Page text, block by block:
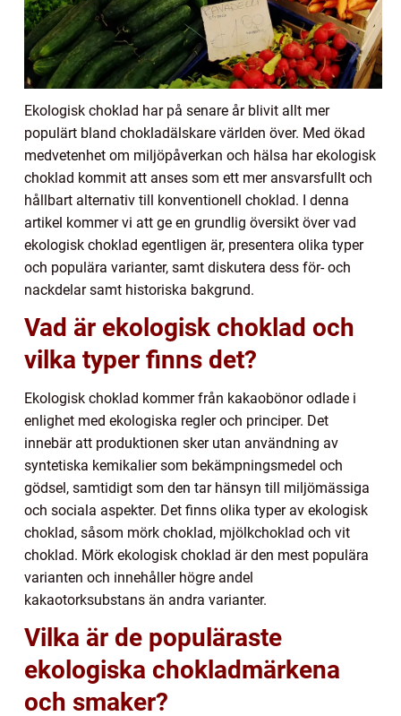
Ekologisk choklad har på senare år blivit allt mer
populärt bland chokladälskare världen över. Med ökad
medvetenhet om miljöpåverkan och hälsa har ekologisk
choklad kommit att anses som ett mer ansvarsfullt och
hållbart alternativ till konventionell choklad. I denna
artikel kommer vi att ge en grundlig översikt över vad
ekologisk choklad egentligen är, presentera olika typer
och populära varianter, samt diskutera dess för- och
nackdelar samt historiska bakgrund.
Vad är ekologisk choklad och
vilka typer finns det?
Ekologisk choklad kommer från kakaobönor odlade i
enlighet med ekologiska regler och principer. Det
innebär att produktionen sker utan användning av
syntetiska kemikalier som bekämpningsmedel och
gödsel, samtidigt som den tar hänsyn till miljömässiga
och sociala aspekter. Det finns olika typer av ekologisk
choklad, såsom mörk choklad, mjölkchoklad och vit
choklad. Mörk ekologisk choklad är den mest populära
varianten och innehåller högre andel
kakaotorksubstans än andra varianter.
Vilka är de populäraste
ekologiska chokladmärkena
och smaker?